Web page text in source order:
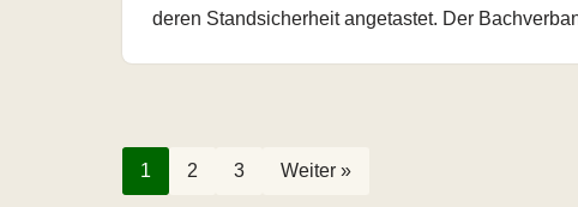
deren Standsicherheit angetastet. Der
1 2 3 Weiter »